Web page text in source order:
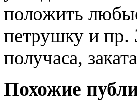
положить
петрушку и пр.
получаса,
Похожие